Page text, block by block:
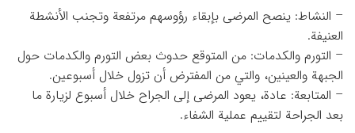
– النشاط: ينصح المرضى بإبقاء رؤوسهم مرتفعة وتجنب الأنشطة
العنيفة.
– التورم والكدمات: من المتوقع حدوث بعض التورم والكدمات حول
الجبهة والعينين، والتي من المفترض أن تزول خلال أسبوعين.
– المتابعة: عادة، يعود المرضى إلى الجراح خلال أسبوع لزيارة ما
بعد الجراحة لتقييم عملية الشفاء.